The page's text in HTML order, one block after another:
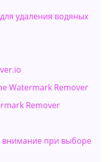
удаления водяных
Watermark Remover
Remover
внимание при выборе